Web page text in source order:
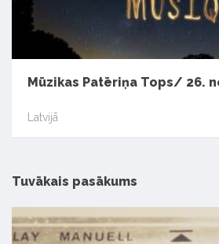
Mūzikas Patēriņa Tops/ 26.
Latvijā
Tuvākais pasākums